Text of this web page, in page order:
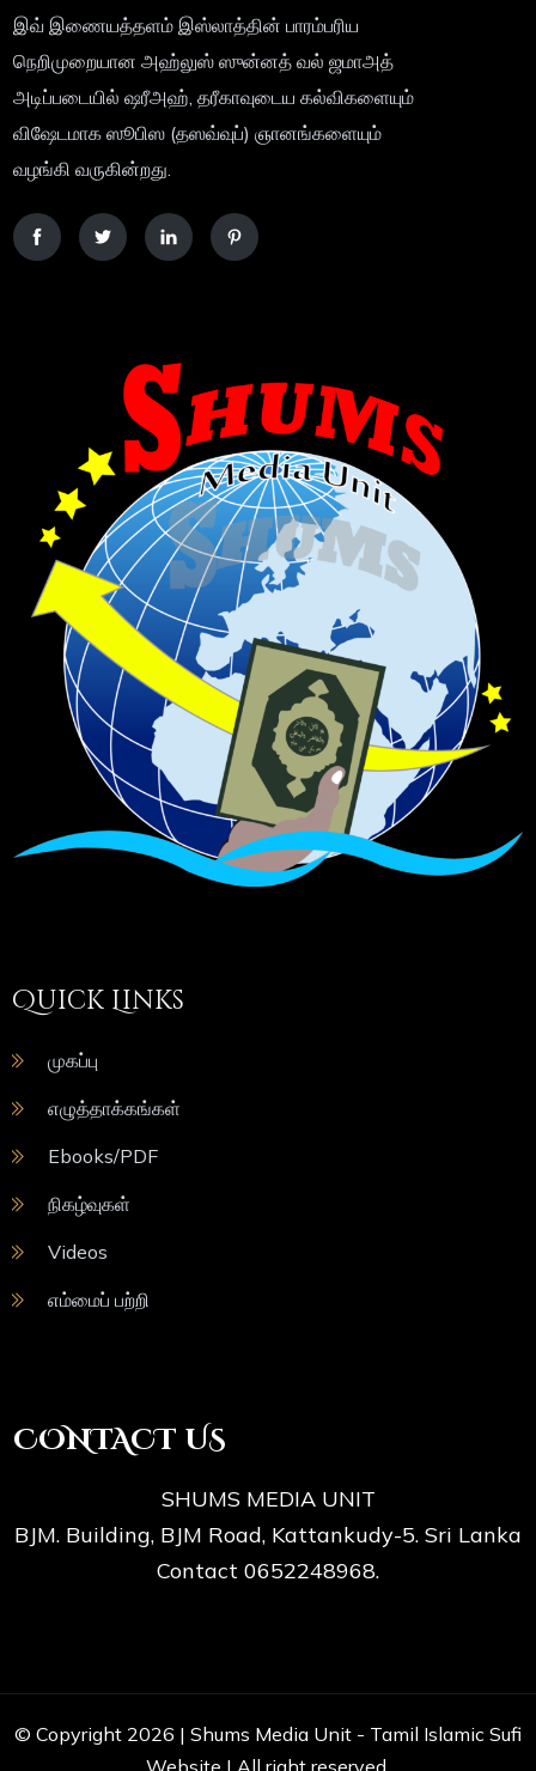
இவ் இணையத்தளம் இஸ்லாத்தின் பாரம்பரிய
நெறிமுறையான அஹ்லுஸ் ஸுன்னத் வல் ஜமாஅத்
அடிப்படையில் ஷரீஅஹ், தரீகாவுடைய கல்விகளையும்
விஷேடமாக ஸூபிஸ (தஸவ்வுப்) ஞானங்களையும்
வழங்கி வருகின்றது.
Quick Links
முகப்பு
எழுத்தாக்கங்கள்
Ebooks/PDF
நிகழ்வுகள்
Videos
எம்மைப் பற்றி
CONTACT US
SHUMS MEDIA UNIT
BJM. Building, BJM Road, Kattankudy-5. Sri Lanka
Contact 0652248968.
© Copyright 2026 | Shums Media Unit - Tamil Islamic Sufi
Website | All right reserved.